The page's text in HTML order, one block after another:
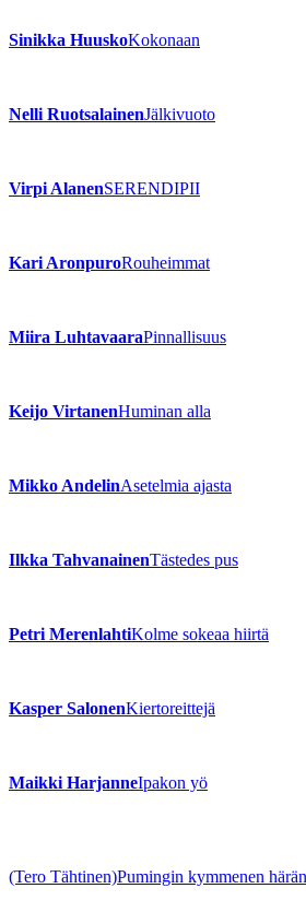
Sinikka HuuskoKokonaan
Nelli RuotsalainenJälkivuoto
Virpi AlanenSERENDIPII
Kari AronpuroRouheimmat
Miira LuhtavaaraPinnallisuus
Keijo VirtanenHuminan alla
Mikko AndelinAsetelmia ajasta
Ilkka TahvanainenTästedes pus
Petri MerenlahtiKolme sokeaa hiirtä
Kasper SalonenKiertoreittejä
Maikki HarjanneIpakon yö
(Tero Tähtinen)Pumingin kymmenen